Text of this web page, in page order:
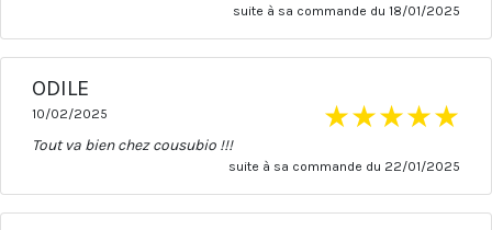
suite à sa commande du 18/01/2025
ODILE
10/02/2025 ★★★★★
Tout va bien chez cousubio !!!
suite à sa commande du 22/01/2025